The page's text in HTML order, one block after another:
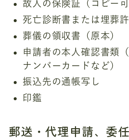
故人の保険証（コピー可
死亡診断書または埋葬
葬儀の領収書（原本）
申請者の本人確認書類
ナンバーカードなど）
振込先の通帳写し
印鑑
郵送・代理申請、委